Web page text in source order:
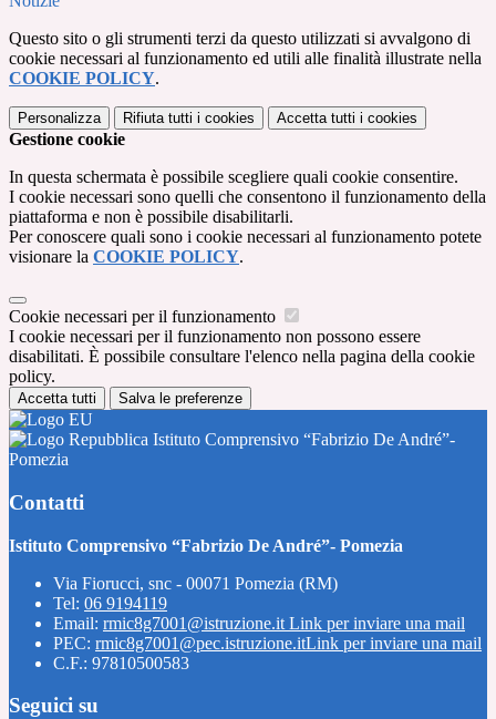
Questo sito o gli strumenti terzi da questo utilizzati si avvalgono di
cookie necessari al funzionamento ed utili alle finalità illustrate nella
COOKIE POLICY.
Personalizza Rifiuta tutti i cookies Accetta tutti i cookies
Gestione cookie
In questa schermata è possibile scegliere quali cookie consentire.
I cookie necessari sono quelli che consentono il funzionamento della
piattaforma e non è possibile disabilitarli.
Per conoscere quali sono i cookie necessari al funzionamento potete
visionare la COOKIE POLICY.
Cookie necessari per il funzionamento
I cookie necessari per il funzionamento non possono essere
disabilitati. È possibile consultare l'elenco nella pagina della cookie
policy.
Accetta tutti Salva le preferenze
Istituto Comprensivo “Fabrizio De André”-
Pomezia
Contatti
Istituto Comprensivo “Fabrizio De André”- Pomezia
Via Fiorucci, snc - 00071 Pomezia (RM)
Tel: 06 9194119
Email: rmic8g7001@istruzione.it Link per inviare una mail
PEC: rmic8g7001@pec.istruzione.itLink per inviare una mail
C.F.: 97810500583
Seguici su